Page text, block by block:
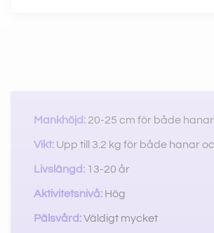
Mankhöjd: 20-25 cm för både
Vikt: Upp till 3.2 kg för både hanar
Livslängd: 13-20 år
Aktivitetsnivå: Hög
Pälsvård:Väldigt mycket